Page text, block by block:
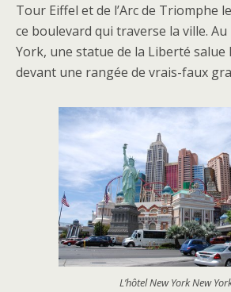
Tour Eiffel et de l’Arc de Triomphe
ce boulevard qui traverse la ville.
York, une statue de la Liberté salue
devant une rangée de vrais-faux
L’hôtel New York New